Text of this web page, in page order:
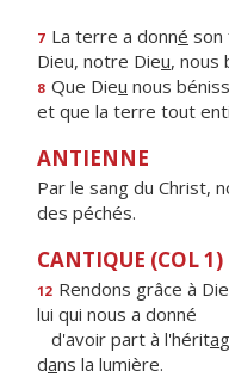
7 La terre a donné son
Dieu, notre Dieu, nous
8 Que Dieu nous
et que la terre tout enti
ANTIENNE
Par le sang du Christ,
des péchés.
CANTIQUE (COL 1)
12 Rendons grâce à Die
lui qui nous a donné
d'avoir part à l'hérita
dans la lumière.